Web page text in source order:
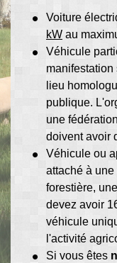
Voiture
kW au
Véhicule
manifestation
lieu
publique.
une
doivent avoir
Véhicule ou
attaché à
forestière, une
devez avoir
véhicule
l'activité
Si vous êtes